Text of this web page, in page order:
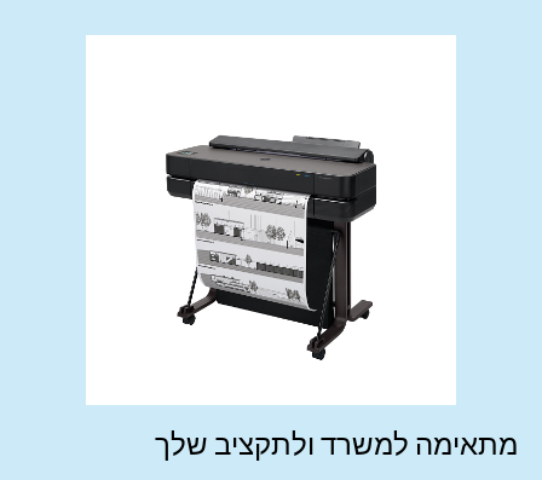
מתאימה למשרד ולתקציב שלך